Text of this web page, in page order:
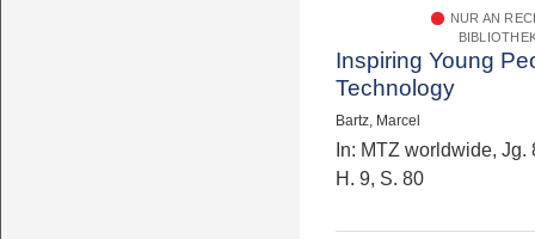
NUR AN
Inspiring Young
Technology
Bartz, Marcel
In: MTZ worldwide, Jg.
H. 9, S. 80